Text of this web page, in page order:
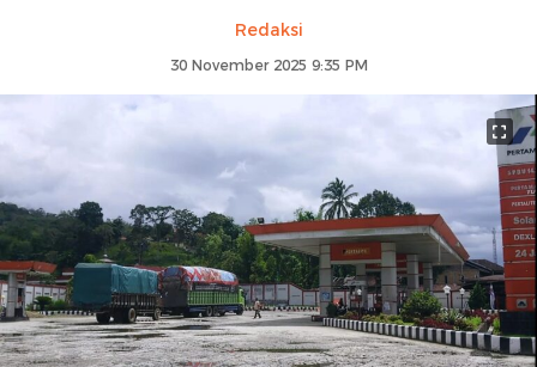
Redaksi
30 November 2025 9:35 PM